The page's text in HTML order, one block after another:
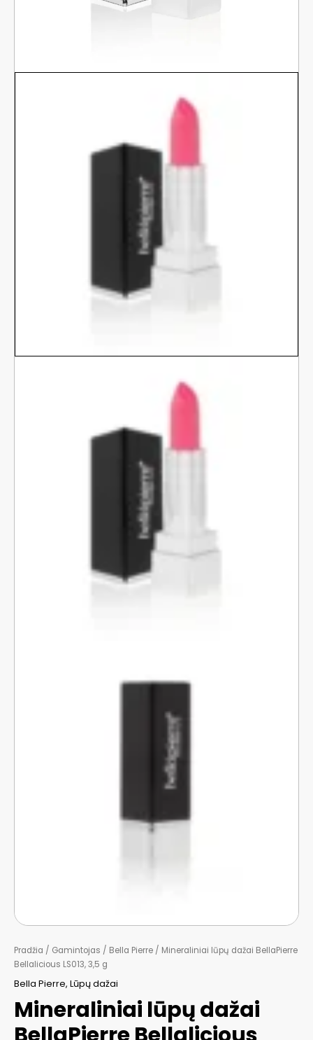
Pradžia / Gamintojas / Bella Pierre / Mineraliniai lūpų dažai BellaPierre
Bellalicious LS013, 3,5 g
Bella Pierre, Lūpų dažai
Mineraliniai lūpų dažai